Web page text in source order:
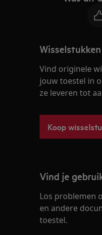
Vind originele
jouw toestel in
ze leveren tot
Koop
Vind je
Los problemen
en andere
toestel.